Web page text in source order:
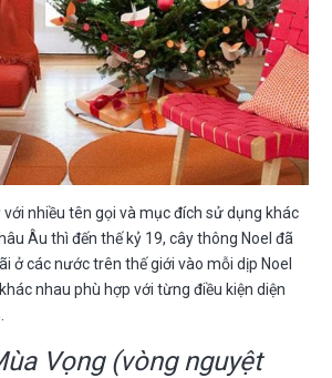
với nhiều tên gọi và mục đích sử dụng khác
Âu thì đến thế kỷ 19, cây thông Noel đã
ở các nước trên thế giới vào mỗi dịp Noel
nhau phù hợp với từng điều kiện diện
Vọng (vòng nguyệt